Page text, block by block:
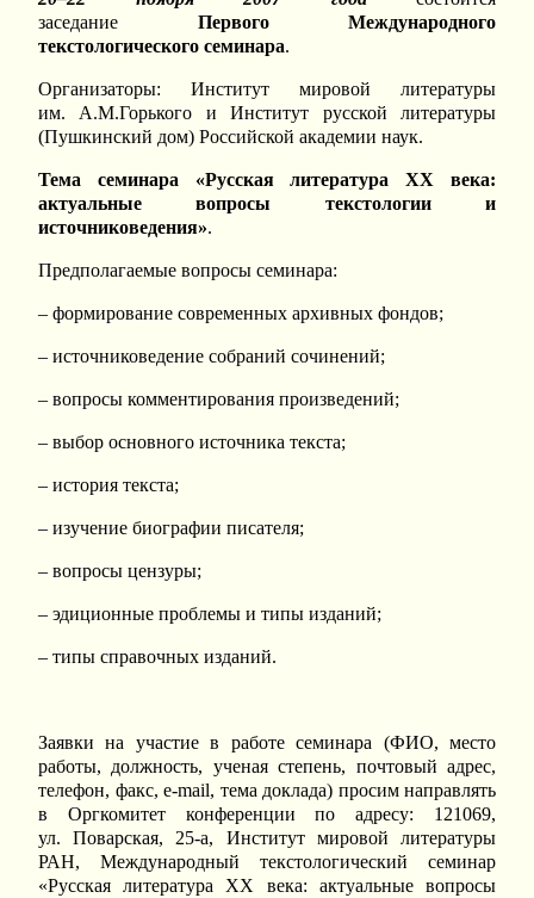
заседание Первого Международного
текстологического семинара.
Организаторы: Институт мировой литературы
им. А.М.Горького и Институт русской литературы
(Пушкинский дом) Российской академии наук.
Тема семинара «Русская литература ХХ века:
актуальные вопросы текстологии и
источниковедения».
Предполагаемые вопросы семинара:
– формирование современных архивных фондов;
– источниковедение собраний сочинений;
– вопросы комментирования произведений;
– выбор основного источника текста;
– история текста;
– изучение биографии писателя;
– вопросы цензуры;
– эдиционные проблемы и типы изданий;
– типы справочных изданий.
Заявки на участие в работе семинара (ФИО, место
работы, должность, ученая степень, почтовый адрес,
телефон, факс, e-mail, тема доклада) просим направлять
в Оргкомитет конференции по адресу: 121069,
ул. Поварская, 25-а, Институт мировой литературы
РАН, Международный текстологический семинар
«Русская литература ХХ века: актуальные вопросы